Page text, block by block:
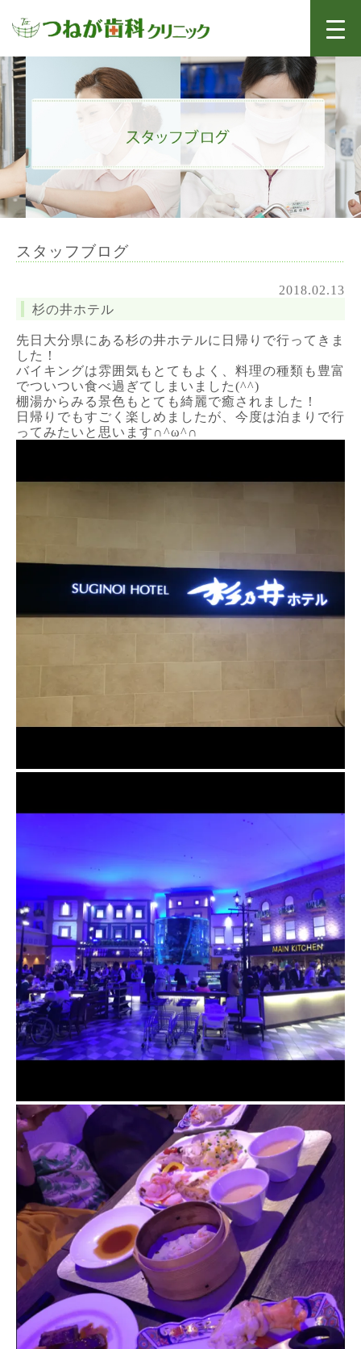
スタッフブログ
2018.02.13
杉の井ホテル
先日大分県にある杉の井ホテルに日帰りで行ってきま
した！
バイキングは雰囲気もとてもよく、料理の種類も豊富
でついつい食べ過ぎてしまいました(^^)
棚湯からみる景色もとても綺麗で癒されました！
日帰りでもすごく楽しめましたが、今度は泊まりで行
ってみたいと思います∩^ω^∩